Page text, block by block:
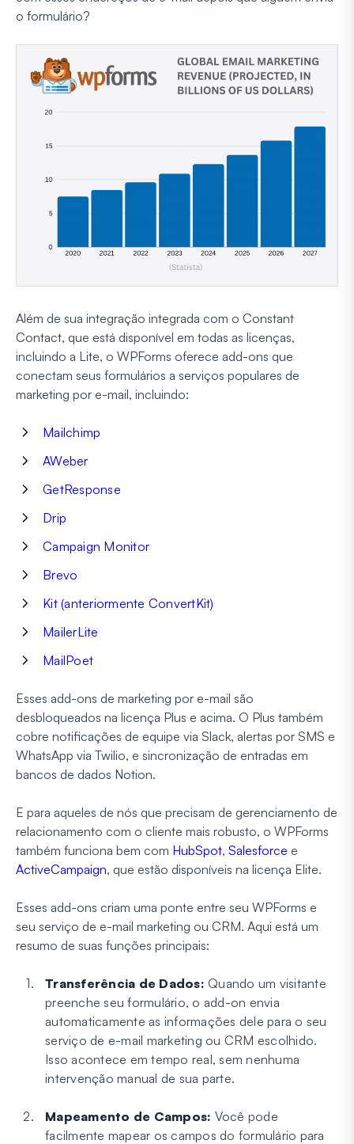
o formulário?
Além de sua integração integrada com o Constant
Contact, que está disponível em todas as licenças,
incluindo a Lite, o WPForms oferece add-ons que
conectam seus formulários a serviços populares de
marketing por e-mail, incluindo:
Mailchimp
AWeber
GetResponse
Drip
Campaign Monitor
Brevo
Kit (anteriormente ConvertKit)
MailerLite
MailPoet
Esses add-ons de marketing por e-mail são
desbloqueados na licença Plus e acima. O Plus também
cobre notificações de equipe via Slack, alertas por SMS e
WhatsApp via Twilio, e sincronização de entradas em
bancos de dados Notion.
E para aqueles de nós que precisam de gerenciamento de
relacionamento com o cliente mais robusto, o WPForms
também funciona bem com HubSpot, Salesforce e
ActiveCampaign, que estão disponíveis na licença Elite.
Esses add-ons criam uma ponte entre seu WPForms e
seu serviço de e-mail marketing ou CRM. Aqui está um
resumo de suas funções principais:
Transferência de Dados: Quando um visitante
preenche seu formulário, o add-on envia
automaticamente as informações dele para o seu
serviço de e-mail marketing ou CRM escolhido.
Isso acontece em tempo real, sem nenhuma
intervenção manual de sua parte.
Mapeamento de Campos: Você pode
facilmente mapear os campos do formulário para